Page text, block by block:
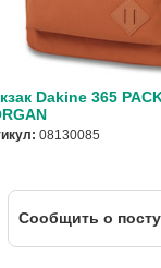
Dakine 365
08130085
Cообщить о